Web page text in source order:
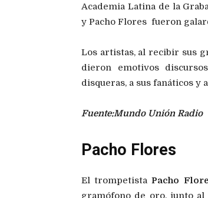
Academia Latina de la
y Pacho Flores fueron
Los artistas, al recibir sus
dieron emotivos
disqueras, a sus fanáticos y
Fuente:Mundo Unión Radio
Pacho Flores
El trompetistaPacho
gramófono de oro, junto